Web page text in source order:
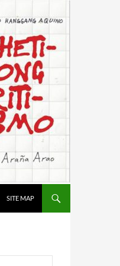
SITE MAP